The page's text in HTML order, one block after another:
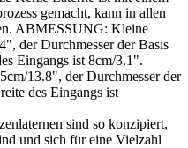
gemacht, kann in allen
ABMESSUNG: Kleine
der Durchmesser der Basis
Eingangs ist 8cm/3.1".
13.8", der Durchmesser der
des Eingangs ist
sind so konzipiert,
und sich für eine Vielzahl